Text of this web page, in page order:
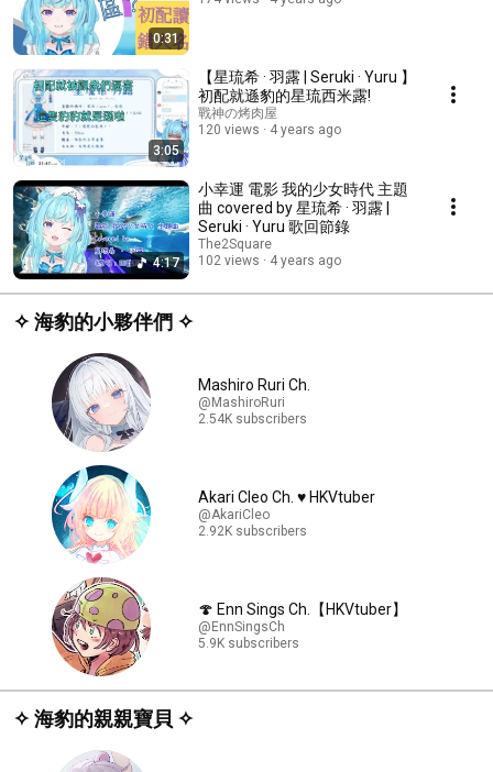
0:31
3:05
【星琉希 · 羽露 | Seruki · Yuru 】
初配就遜豹的星琉西米露!
戰神の烤肉屋
120 views
4 years ago
4:17
小幸運 電影 我的少女時代 主題
曲 covered by 星琉希 · 羽露 |
Seruki · Yuru 歌回節錄
The2Square
102 views
4 years ago
✧ 海豹的小夥伴們 ✧
Mashiro Ruri Ch.
@MashiroRuri
2.54K subscribers
Akari Cleo Ch. ♥️ HKVtuber
@AkariCleo
2.92K subscribers
🍄 Enn Sings Ch.【HKVtuber】
@EnnSingsCh
5.9K subscribers
✧ 海豹的親親寶貝 ✧